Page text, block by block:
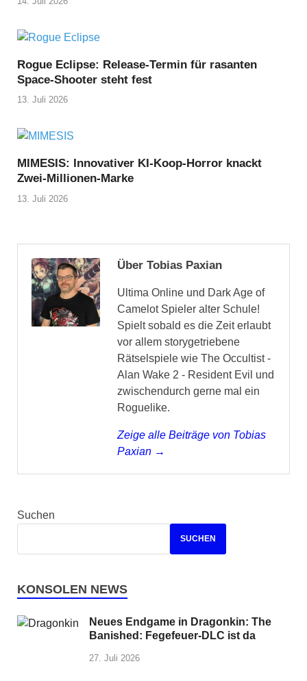
Rogue Eclipse: Release-Termin für rasanten
Space-Shooter steht fest
13. Juli 2026
MIMESIS: Innovativer KI-Koop-Horror knackt
Zwei-Millionen-Marke
13. Juli 2026
Über Tobias Paxian
Ultima Online und Dark Age of
Camelot Spieler alter Schule!
Spielt sobald es die Zeit erlaubt
vor allem storygetriebene
Rätselspiele wie The Occultist -
Alan Wake 2 - Resident Evil und
zwischendurch gerne mal ein
Roguelike.
Zeige alle Beiträge von Tobias
Paxian →
Suchen
SUCHEN
KONSOLEN NEWS
Neues Endgame in Dragonkin: The
Banished: Fegefeuer-DLC ist da
27. Juli 2026